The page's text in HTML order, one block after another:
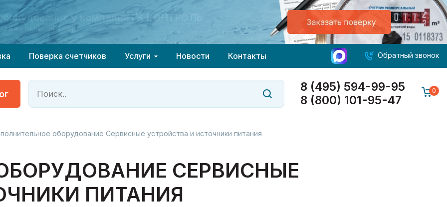
у компании ГК КОНТРОЛЬ
партнёр
у компании ГК КОНТРОЛЬ
партнёр
Поверка счетчиков Услуги Новости Контакты Обратный звонок
8 (495) 594-99-95
8 (800) 101-95-47
0
оборудование Сервисные устройства и источники питания
СЕРВИСНЫЕ
ПИТАНИЯ